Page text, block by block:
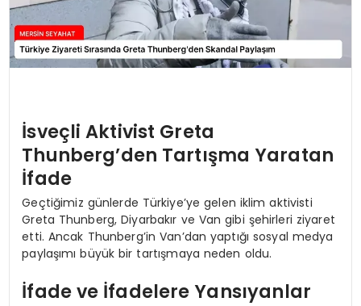
İsveçli Aktivist Greta
Thunberg’den Tartışma Yaratan
İfade
Geçtiğimiz günlerde Türkiye’ye gelen iklim aktivisti
Greta Thunberg, Diyarbakır ve Van gibi şehirleri ziyaret
etti. Ancak Thunberg’in Van’dan yaptığı sosyal medya
paylaşımı büyük bir tartışmaya neden oldu.
İfade ve İfadelere Yansıyanlar